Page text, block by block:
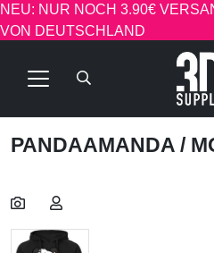
NEU: NUR NOCH 3.90€
VON DEUTSCHLAND
PANDAAMANDA /